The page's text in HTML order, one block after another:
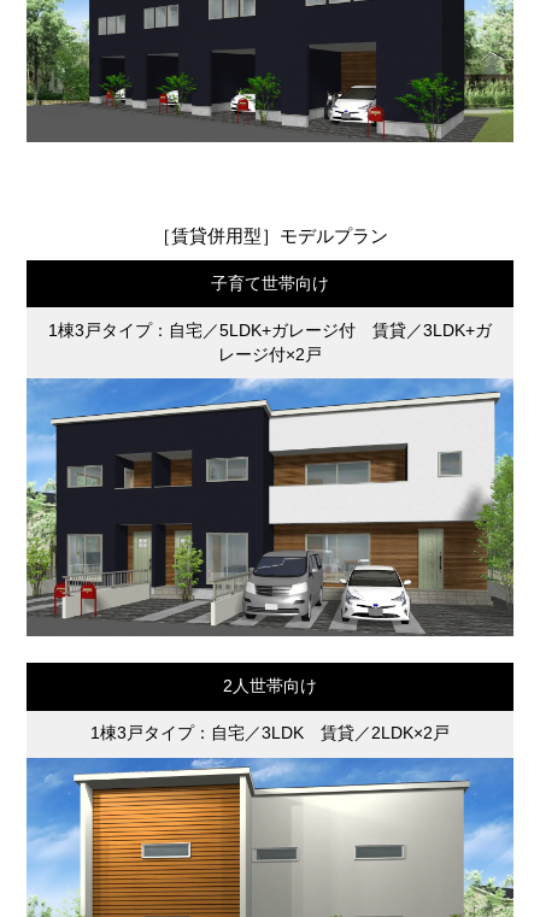
［賃貸併用型］モデルプラン
子育て世帯向け
1棟3戸タイプ：自宅／5LDK+ガレージ付 賃貸／3LDK+ガ
レージ付×2戸
2人世帯向け
1棟3戸タイプ：自宅／3LDK 賃貸／2LDK×2戸